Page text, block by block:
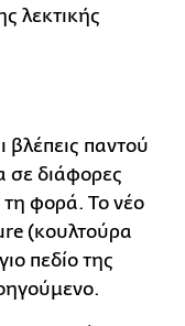
λεκτικής
βλέπεις παντού
σε διάφορες
φορά. Το νέο
(κουλτούρα
πεδίο της